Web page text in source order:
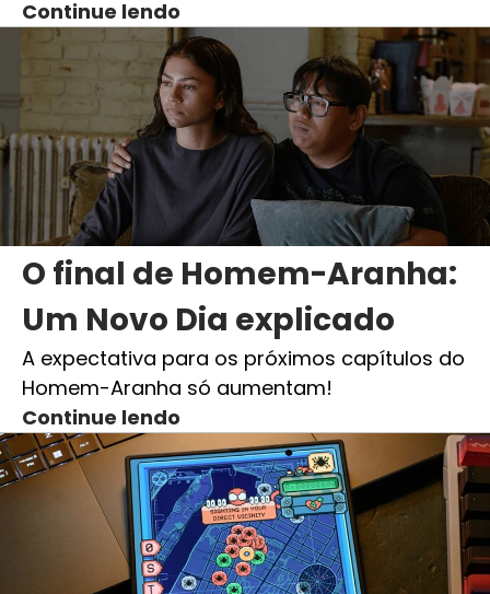
Continue lendo
O final de Homem-Aranha:
Um Novo Dia explicado
A expectativa para os próximos capítulos do
Homem-Aranha só aumentam!
Continue lendo